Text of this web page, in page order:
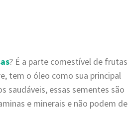
? É a parte comestível de frutas
tem o óleo como sua principal
saudáveis, essas sementes são
e minerais e não podem de